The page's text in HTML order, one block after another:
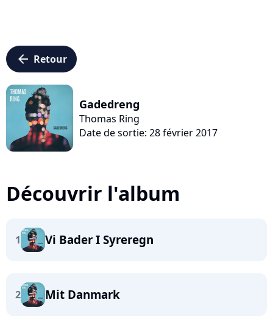
arrow_left Retour
Gadedreng
Thomas Ring
Date de sortie: 28 février 2017
Découvrir l'album
1 Vi Bader I Syreregn
2 Mit Danmark